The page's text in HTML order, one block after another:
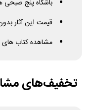
باشگاه پنج صبحی
قیمت این آثار بدون نیاز به
مشاهده کتاب های
تخفیف‌های